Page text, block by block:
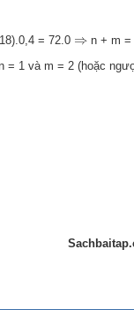
= 72.0 ⇒
⇒ n + m =
= 1 và m = 2 (hoặc